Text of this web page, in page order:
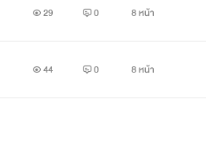
29 0 8 หน้า
44 0 8 หน้า